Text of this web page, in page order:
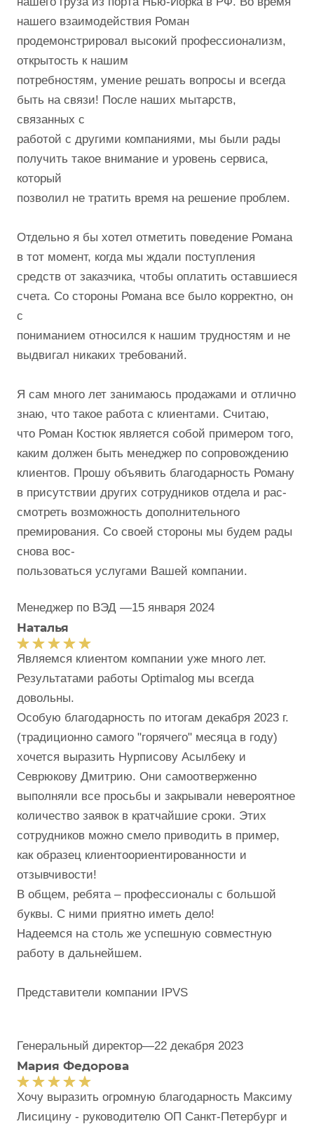
нашего взаимодействия Роман
продемонстрировал высокий профессионализм,
открытость к нашим
потребностям, умение решать вопросы и всегда
быть на связи! После наших мытарств,
связанных с
работой с другими компаниями, мы были рады
получить такое внимание и уровень сервиса,
который
позволил не тратить время на решение проблем.
Отдельно я бы хотел отметить поведение Романа
в тот момент, когда мы ждали поступления
средств от заказчика, чтобы оплатить оставшиеся
счета. Со стороны Романа все было корректно, он
с
пониманием относился к нашим трудностям и не
выдвигал никаких требований.
Я сам много лет занимаюсь продажами и отлично
знаю, что такое работа с клиентами. Считаю,
что Роман Костюк является собой примером того,
каким должен быть менеджер по сопровождению
клиентов. Прошу объявить благодарность Роману
в присутствии других сотрудников отдела и рас-
смотреть возможность дополнительного
премирования. Со своей стороны мы будем рады
снова вос-
пользоваться услугами Вашей компании.
Менеджер по ВЭД —15 января 2024
Наталья
Являемся клиентом компании уже много лет.
Результатами работы Optimalog мы всегда
довольны.
Особую благодарность по итогам декабря 2023 г.
(традиционно самого "горячего" месяца в году)
хочется выразить Нурписову Асылбеку и
Севрюкову Дмитрию. Они самоотверженно
выполняли все просьбы и закрывали невероятное
количество заявок в кратчайшие сроки. Этих
сотрудников можно смело приводить в пример,
как образец клиентоориентированности и
отзывчивости!
В общем, ребята – профессионалы с большой
буквы. С ними приятно иметь дело!
Надеемся на столь же успешную совместную
работу в дальнейшем.
Представители компании IPVS
Генеральный директор—22 декабря 2023
Мария Федорова
Хочу выразить огромную благодарность Максиму
Лисицину - руководителю ОП Санкт-Петербург и